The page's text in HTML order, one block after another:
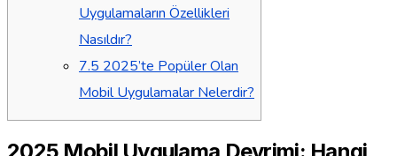
Uygulamaların Özellikleri
Nasıldır?
7.5 2025’te Popüler Olan
Mobil Uygulamalar Nelerdir?
2025 Mobil Uygulama Devrimi: Hangi